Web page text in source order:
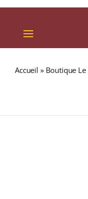
Toggle
Navigation
Accueil » Boutique